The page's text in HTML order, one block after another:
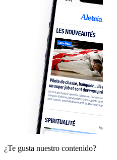
¿Te gusta nuestro contenido?